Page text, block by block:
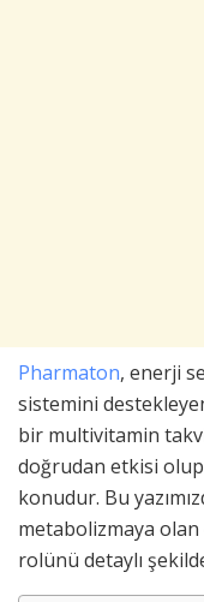
Pharmaton, enerji
sistemini
bir multivitamin
doğrudan etkisi
konudur. Bu
metabolizmaya
rolünü detaylı